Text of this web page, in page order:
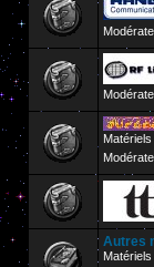
Autres